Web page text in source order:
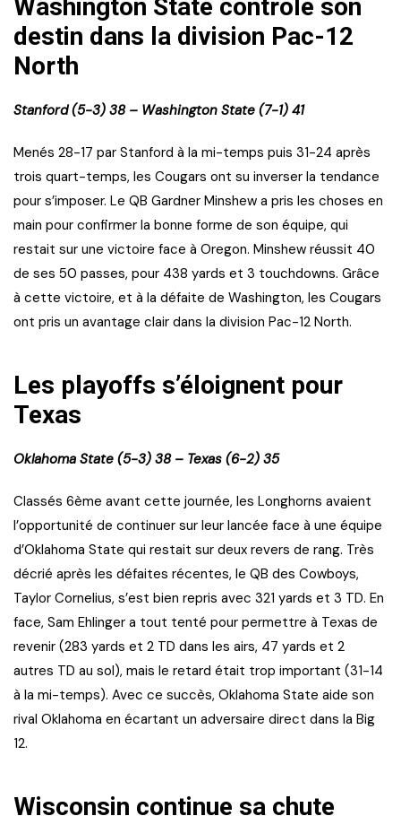
Washington State contrôle son
destin dans la division Pac-12
North
Stanford (5-3) 38 – Washington State (7-1) 41
Menés 28-17 par Stanford à la mi-temps puis 31-24 après
trois quart-temps, les Cougars ont su inverser la tendance
pour s’imposer. Le QB Gardner Minshew a pris les choses en
main pour confirmer la bonne forme de son équipe, qui
restait sur une victoire face à Oregon. Minshew réussit 40
de ses 50 passes, pour 438 yards et 3 touchdowns. Grâce
à cette victoire, et à la défaite de Washington, les Cougars
ont pris un avantage clair dans la division Pac-12 North.
Les playoffs s’éloignent pour
Texas
Oklahoma State (5-3) 38 – Texas (6-2) 35
Classés 6ème avant cette journée, les Longhorns avaient
l’opportunité de continuer sur leur lancée face à une équipe
d’Oklahoma State qui restait sur deux revers de rang. Très
décrié après les défaites récentes, le QB des Cowboys,
Taylor Cornelius, s’est bien repris avec 321 yards et 3 TD. En
face, Sam Ehlinger a tout tenté pour permettre à Texas de
revenir (283 yards et 2 TD dans les airs, 47 yards et 2
autres TD au sol), mais le retard était trop important (31-14
à la mi-temps). Avec ce succès, Oklahoma State aide son
rival Oklahoma en écartant un adversaire direct dans la Big
12.
Wisconsin continue sa chute